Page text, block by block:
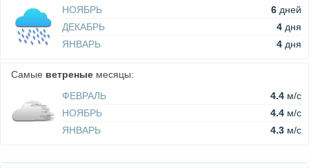
НОЯБРЬ
6 дней
ДЕКАБРЬ
4 дня
ЯНВАРЬ
4 дня
Самые ветреные месяцы:
ФЕВРАЛЬ
4.4 м/c
НОЯБРЬ
4.4 м/c
ЯНВАРЬ
4.3 м/c